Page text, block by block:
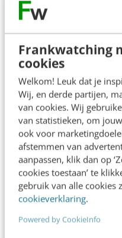
Frankwatching
cookies
Welkom! Leuk dat je
Wij, en derde partijen,
van cookies. Wij
van statistieken, om
ook voor
afstemmen van
aanpassen, klik dan op
cookies toestaan’ te
gebruik van alle cookies
cookieverklaring.
Powered by CookieInfo
Contact
+31 30 200 1045
Tarieven
Meer contactopties
Frankwatching
Adverteren
Contact
Nieuwsbrieven